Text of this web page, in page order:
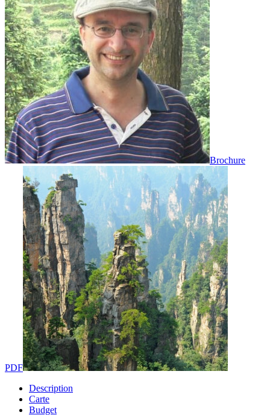
Brochure
PDF
Description
Carte
Budget